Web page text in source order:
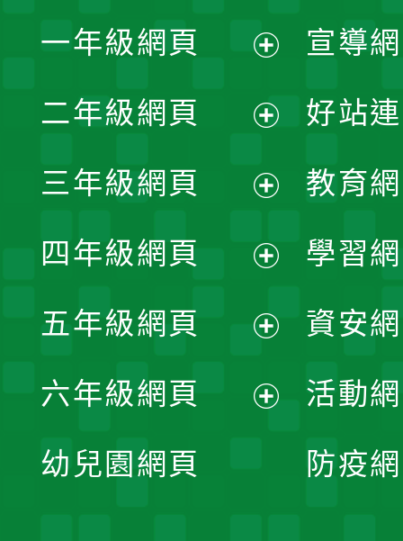
一年級網頁
開
選
單
二年級網頁
開
選
單
三年級網頁
開
選
單
四年級網頁
開
選
五年級網頁
開
六年級網頁
幼兒園網頁
宣導
好站
教育
學習
資安
活動
防疫